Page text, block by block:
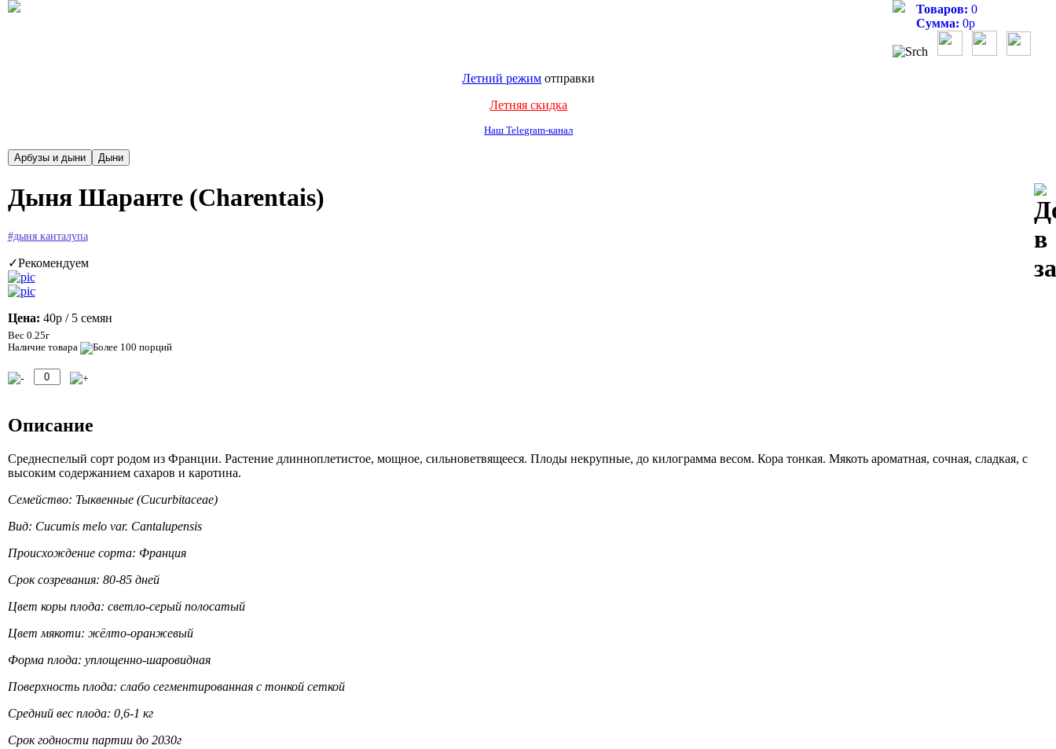
Товаров: 0
Сумма: 0р
Летний режим отправки
Летняя скидка
Наш Telegram-канал
Дыня Шаранте (Charentais)
#дыня канталупа
✓Рекомендуем
Цена: 40р / 5 семян
Вес 0.25г
Наличие товара
Описание
Среднеспелый сорт родом из Франции. Растение длинноплетистое, мощное, сильноветвящееся. Плоды некрупные, до килограмма весом. Кора тонкая. Мякоть ароматная, сочная, сладкая, с
высоким содержанием сахаров и каротина.
Семейство: Тыквенные (Cucurbitaceae)
Вид: Cucumis melo var. Cantalupensis
Происхождение сорта: Франция
Срок созревания: 80-85 дней
Цвет коры плода: светло-серый полосатый
Цвет мякоти: жёлто-оранжевый
Форма плода: уплощенно-шаровидная
Поверхность плода: слабо сегментированная с тонкой сеткой
Средний вес плода: 0,6-1 кг
Срок годности партии до 2030г